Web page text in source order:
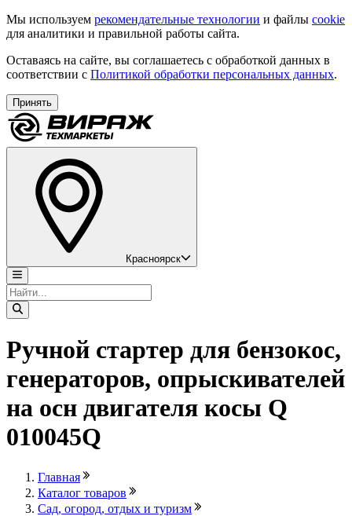
Мы используем рекомендательные технологии и файлы cookie
для аналитики и правильной работы сайта.
Оставаясь на сайте, вы соглашаетесь с обработкой данных в
соответствии с Политикой обработки персональных данных.
Принять
Красноярск
Ручной стартер для бензокос,
генераторов, опрыскивателей
на осн двигателя косы Q
010045Q
Главная
Каталог товаров
Сад, огород, отдых и туризм